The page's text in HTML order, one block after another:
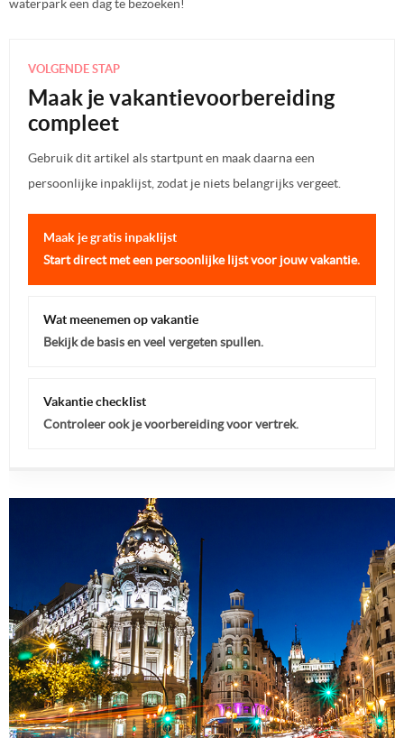
waterpark een dag te bezoeken!
VOLGENDE STAP
Maak je vakantievoorbereiding
compleet
Gebruik dit artikel als startpunt en maak daarna een
persoonlijke inpaklijst, zodat je niets belangrijks vergeet.
Maak je gratis inpaklijst
Start direct met een persoonlijke lijst voor jouw vakantie.
Wat meenemen op vakantie
Bekijk de basis en veel vergeten spullen.
Vakantie checklist
Controleer ook je voorbereiding voor vertrek.